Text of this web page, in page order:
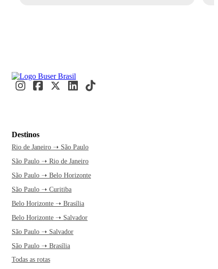
Destinos
Rio de Janeiro ➝ São Paulo
São Paulo ➝ Rio de Janeiro
São Paulo ➝ Belo Horizonte
São Paulo ➝ Curitiba
Belo Horizonte ➝ Brasília
Belo Horizonte ➝ Salvador
São Paulo ➝ Salvador
São Paulo ➝ Brasília
Todas as rotas